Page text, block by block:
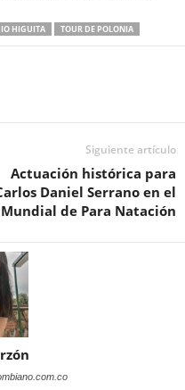
HIGUITA TOUR DE POLONIA
Siguiente artículo
Actuación histórica para
Daniel Serrano en el
Mundial de Para Natación